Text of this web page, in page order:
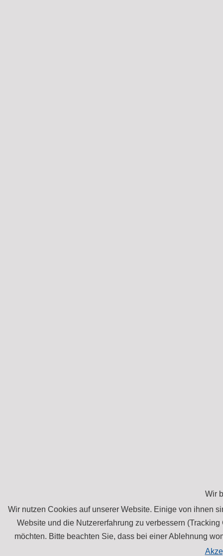
Wir
Wir nutzen Cookies auf unserer Website. Einige von ihnen
Website und die Nutzererfahrung zu verbessern
möchten. Bitte beachten Sie, dass bei einer Ablehnung